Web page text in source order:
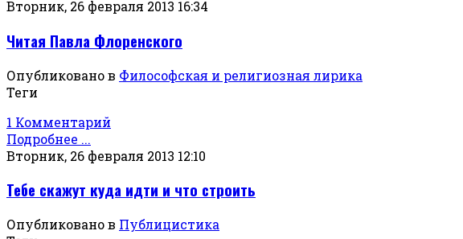
Вторник, 26 февраля 2013 16:34
Читая Павла Флоренского
Опубликовано в Философская и религиозная лирика
Теги
1 Комментарий
Подробнее ...
Вторник, 26 февраля 2013 12:10
Тебе скажут куда идти и что строить
Опубликовано в Публицистика